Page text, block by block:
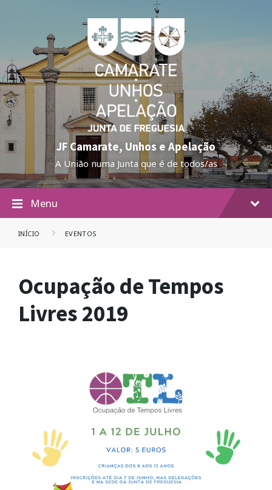
JF Camarate, Unhos e Apelação
A União numa Junta que é de todos/as
Menu
INÍCIO EVENTOS
Ocupação de Tempos
Livres 2019